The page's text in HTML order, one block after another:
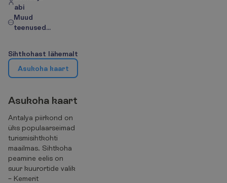
abi
Muud
teenused...
Sihtkohast lähemalt
Asukoha kaart
Asukoha kaart
Antalya piirkond on
üks populaarseimad
turismisihtkohti
maailmas. Sihtkoha
peamine eelis on
suur kuurortide valik
– Kemerit